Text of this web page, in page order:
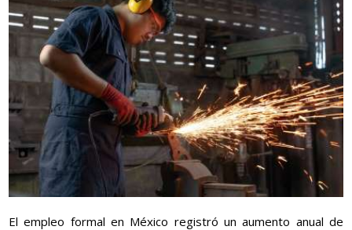
El empleo formal en México registró un aumento anual de